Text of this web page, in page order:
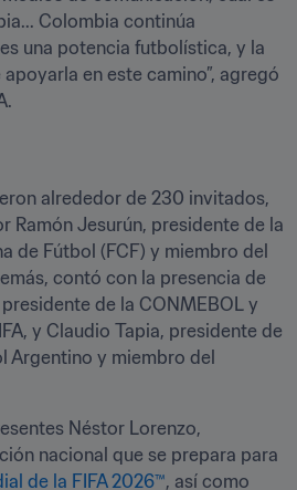
Colombia continúa
una potencia futbolística, y la
apoyarla en este camino”, agregó
alrededor de 230 invitados,
Ramón Jesurún, presidente de la
de Fútbol (FCF) y miembro del
contó con la presencia de
de la CONMEBOL y
y Claudio Tapia, presidente de
Argentino y miembro del
Néstor Lorenzo,
nacional que se prepara para
de la FIFA 2026™, así como